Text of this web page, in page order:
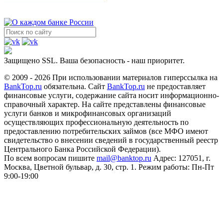
Защищено SSL. Ваша безопасность - наш приоритет.
© 2009 - 2026 При использовании материалов гиперссылка на
BankTop.ru обязательна. Сайт BankTop.ru не предоставляет
финансовые услуги, содержание сайта носит информационно-
справочный характер. На сайте представлены финансовые
услуги банков и микрофинансовых организаций
осуществляющих профессиональную деятельность по
предоставлению потребительских займов (все МФО имеют
свидетельство о внесении сведений в государственный реестр
Центрального Банка Российской Федерации).
По всем вопросам пишите mail@banktop.ru Адрес: 127051, г.
Москва, Цветной бульвар, д. 30, стр. 1. Режим работы: Пн-Пт
9:00-19:00